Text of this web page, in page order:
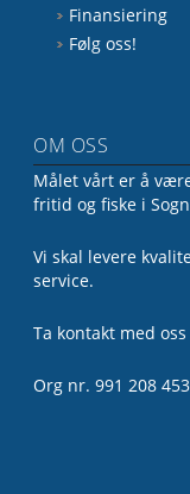
Finansiering
Følg oss!
OM OSS
Målet vårt er å
fritid og fiske i
Vi skal levere
service.
Ta kontakt med
Org nr. 991 208 453